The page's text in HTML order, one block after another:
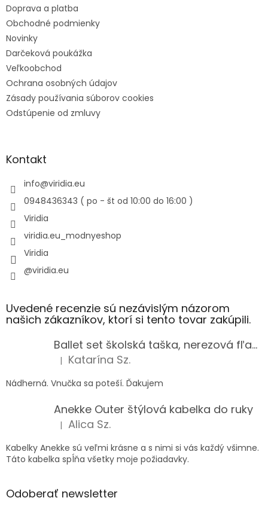
Doprava a platba
Obchodné podmienky
Novinky
Darčeková poukážka
Veľkoobchod
Ochrana osobných údajov
Zásady používania súborov cookies
Odstúpenie od zmluvy
Kontakt
info@viridia.eu
0948436343 ( po - št od 10:00 do 16:00 )
Viridia
viridia.eu_modnyeshop
Viridia
@viridia.eu
Uvedené recenzie sú nezávislým názorom
našich zákazníkov, ktorí si tento tovar zakúpili.
Ballet set školská taška, nerezová fľaša a plný peračník s motívom baletky pre dievča
Hodnotenie produktu je 5 z 5 hviezdičiek.
| Katarína Sz.
Nádherná. Vnučka sa poteší. Ďakujem
Anekke Outer štýlová kabelka do ruky
Hodnotenie produktu je 5 z 5 hviezdičiek.
| Alica Sz.
Kabelky Anekke sú veľmi krásne a s nimi si vás každý všimne.
Táto kabelka spĺňa všetky moje požiadavky.
Odoberať newsletter